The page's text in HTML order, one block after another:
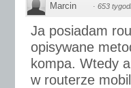
Marcin · 653
Ja posiadam
opisywane
kompa. Wtedy
w routerze